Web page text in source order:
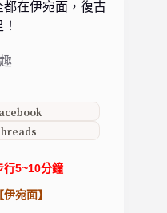
都在伊宛面，復古
行5~10分鐘
【伊宛面】